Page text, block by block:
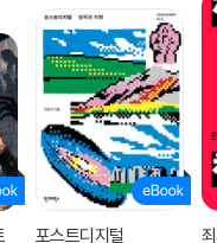
포스트디지털